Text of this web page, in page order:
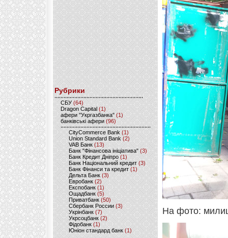
Рубрики
CБУ (64)
Dragon Capital (1)
афери "Укргазбанка" (1)
банківські афери (96)
CityCommerce Bank (1)
Union Standard Bank (2)
VAB Банк (13)
Банк "Фінансова ініціатива" (3)
Банк Кредит Дніпро (1)
Банк Національний кредит (3)
Банк Фінанси та кредит (1)
Дельта Банк (3)
Евробанк(2)
Експобанк (1)
Ощадбанк(5)
Приватбанк (50)
Сбербанк России (3)
Укрінбанк(7)
Укрсоцбанк (2)
Фідобанк (1)
Юніон стандард банк(1)
На фото: